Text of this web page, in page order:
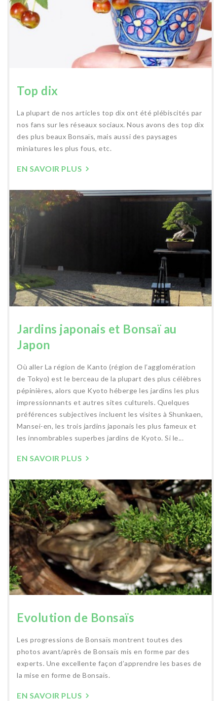
Top dix
La plupart de nos articles top dix ont été plébiscités par
nos fans sur les réseaux sociaux. Nous avons des top dix
des plus beaux Bonsaïs, mais aussi des paysages
miniatures les plus fous, etc.
EN SAVOIR PLUS
Jardins japonais et Bonsaï au
Japon
Où aller La région de Kanto (région de l’agglomération
de Tokyo) est le berceau de la plupart des plus célèbres
pépinières, alors que Kyoto héberge les jardins les plus
impressionnants et autres sites culturels. Quelques
préférences subjectives incluent les visites à Shunkaen,
Mansei-en, les trois jardins japonais les plus fameux et
les innombrables superbes jardins de Kyoto. Si le...
EN SAVOIR PLUS
Evolution de Bonsaïs
Les progressions de Bonsaïs montrent toutes des
photos avant/après de Bonsaïs mis en forme par des
experts. Une excellente façon d’apprendre les bases de
la mise en forme de Bonsaïs.
EN SAVOIR PLUS